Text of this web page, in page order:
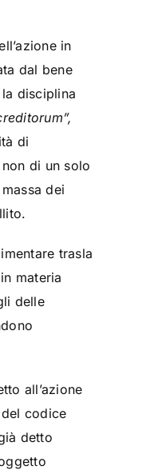
in
dal bene
disciplina
di
di un solo
dei
trasla
materia
delle
all’azione
codice
detto